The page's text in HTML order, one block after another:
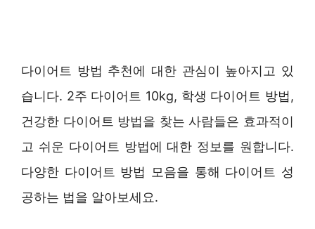
다이어트 방법 추천에 대한 관심이 높아지고 있
습니다. 2주 다이어트 10kg, 학생 다이어트 방법,
건강한 다이어트 방법을 찾는 사람들은 효과적이
고 쉬운 다이어트 방법에 대한 정보를 원합니다.
다양한 다이어트 방법 모음을 통해 다이어트 성
공하는 법을 알아보세요.